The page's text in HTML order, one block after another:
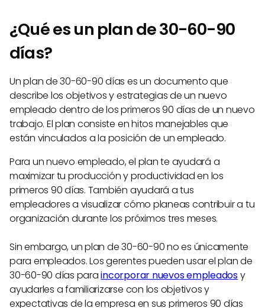
¿Qué es un plan de 30-60-90
días?
Un plan de 30-60-90 días es un documento que
describe los objetivos y estrategias de un nuevo
empleado dentro de los primeros 90 días de un nuevo
trabajo. El plan consiste en hitos manejables que
están vinculados a la posición de un empleado.
Para un nuevo empleado, el plan te ayudará a
maximizar tu producción y productividad en los
primeros 90 días. También ayudará a tus
empleadores a visualizar cómo planeas contribuir a tu
organización durante los próximos tres meses.
Sin embargo, un plan de 30-60-90 no es únicamente
para empleados. Los gerentes pueden usar el plan de
30-60-90 días paraincorporar nuevos empleadosy
ayudarles a familiarizarse con los objetivos y
expectativas de la empresa en sus primeros 90 días